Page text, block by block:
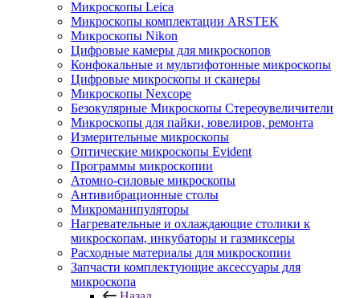
Микроскопы Leica
Микроскопы комплектации ARSTEK
Микроскопы Nikon
Цифровые камеры для микроскопов
Конфокальные и мультифотонные микроскопы
Цифровые микроскопы и сканеры
Микроскопы Nexcope
Безокулярные Микроскопы Стереоувеличители
Микроскопы для пайки, ювелиров, ремонта
Измерительные микроскопы
Оптические микроскопы Evident
Программы микроскопии
Атомно-силовые микроскопы
Антивибрационные столы
Микроманипуляторы
Нагревательные и охлаждающие столики к
микроскопам, инкубаторы и газмиксеры
Расходные материалы для микроскопии
Запчасти комплектующие аксессуары для
микроскопа